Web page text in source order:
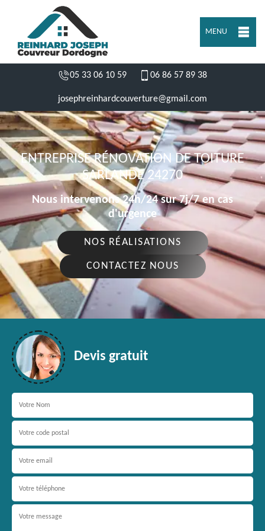
MENU
05 33 06 10 59 06 86 57 89 38
josephreinhardcouverture@gmail.com
ENTREPRISE RÉNOVATION DE TOITURE
SARLANDE 24270
Nous intervenons 24h/24 sur 7j/7 en cas
d'urgence
NOS RÉALISATIONS
CONTACTEZ NOUS
Devis gratuit